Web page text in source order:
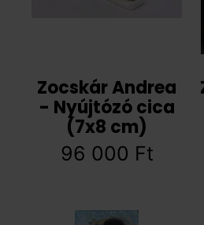
Zocskár Andrea
- Nyújtózó cica
(7x8 cm)
96 000 Ft